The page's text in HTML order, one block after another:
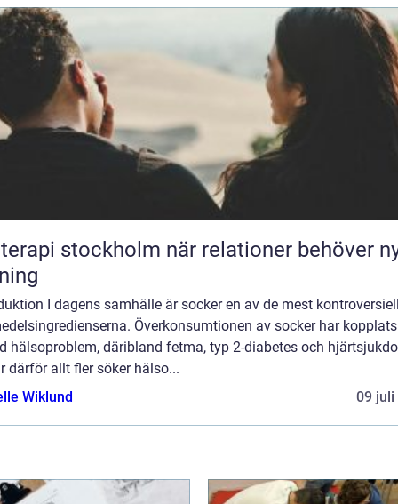
stockholm när relationer behöver ny
I dagens samhälle är socker en av de mest
Överkonsumtionen av socker har
hälsoproblem, däribland fetma, typ 2-diabetes och
därför allt fler söker hälso...
Wiklund
09 juli